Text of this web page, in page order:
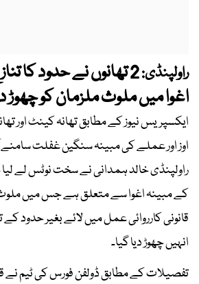
راولپنڈی: 2 تھانوں نے حدود کا
اغوا میں ملوث ملزمان کو چھوڑ
ایکسپریس نیوز کے مطابق تھانہ کینٹ اور
اوز اور عملے کی مبینہ سنگین غفلت سامنے
راولپنڈی خالد ہمدانی نے سخت نوٹس لے
کے مبینہ اغوا سے متعلق ہے جس میں
قانونی کارروائی عمل میں لائے بغیر حدود کے
انہیں چھوڑ دیا گیا۔
تفصیلات کے مطابق ڈولفن فورس کی ٹیم